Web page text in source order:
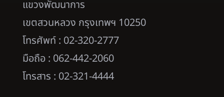
แขวงพัฒนาการ
เขตสวนหลวง กรุงเทพฯ 10250
โทรศัพท์ : 02-320-2777
มือถือ : 062-442-2060
โทรสาร : 02-321-4444